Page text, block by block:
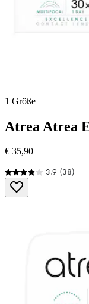
1 Größe
Atrea Atrea
€ 35,90
3.9 (38)
3.9
von
5